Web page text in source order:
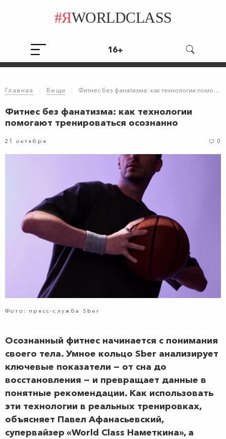
#ЯWORLDCLASS
16+
Главная | Вещи | Фитнес без фанатизма: как технологии помогают тренироваться осознанно
Фитнес без фанатизма: как технологии
помогают тренироваться осознанно
21 октября 0
Фото: пресс-служба Sber
Осознанный фитнес начинается с понимания
своего тела. Умное кольцо Sber анализирует
ключевые показатели — от сна до
восстановления — и превращает данные в
понятные рекомендации. Как использовать
эти технологии в реальных тренировках,
объясняет Павел Афанасьевский,
супервайзер «World Class Наметкина», а